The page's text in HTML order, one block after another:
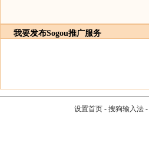
我要发布Sogou推广服务
设置首页- 搜狗输入法-